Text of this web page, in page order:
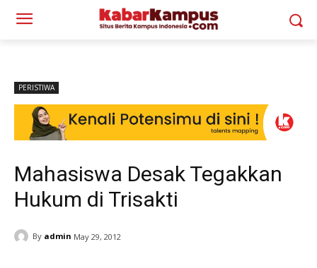
PERISTIWA
Mahasiswa Desak Tegakkan
Hukum di Trisakti
By admin May 29, 2012